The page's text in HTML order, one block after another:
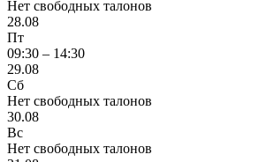
Нет свободных талонов
28.08
Пт
09:30 – 14:30
29.08
Сб
Нет свободных талонов
30.08
Вс
Нет свободных талонов